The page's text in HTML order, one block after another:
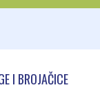
I BROJAČICE